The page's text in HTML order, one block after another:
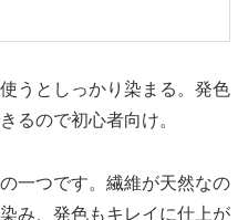
うとしっかり染まる。発色
るので初心者向け。
一つです。繊維が天然なの
み、発色もキレイに仕上が